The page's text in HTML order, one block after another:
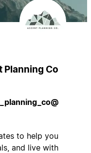
Planning Co.
to help you
goals, and live with